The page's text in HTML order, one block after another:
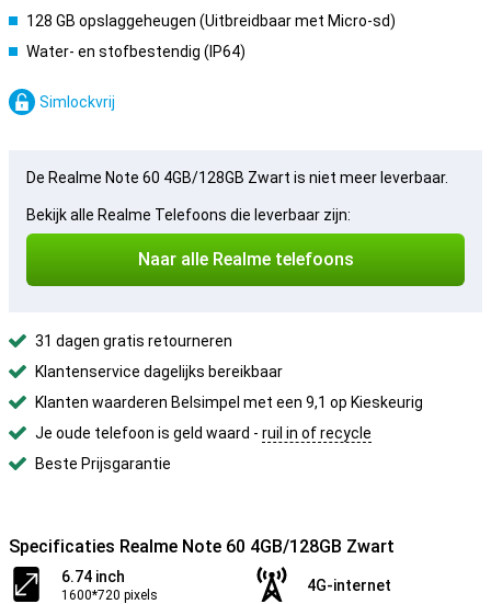
128 GB opslaggeheugen (Uitbreidbaar met Micro-sd)
Water- en stofbestendig (IP64)
Simlockvrij
De Realme Note 60 4GB/128GB Zwart is niet meer leverbaar.
Bekijk alle Realme Telefoons die leverbaar zijn:
Naar alle Realme telefoons
31 dagen gratis retourneren
Klantenservice dagelijks bereikbaar
Klanten waarderen Belsimpel met een 9,1 op Kieskeurig
Je oude telefoon is geld waard - ruil in of recycle
Beste Prijsgarantie
Specificaties Realme Note 60 4GB/128GB Zwart
6.74 inch
1600*720 pixels
4G-internet